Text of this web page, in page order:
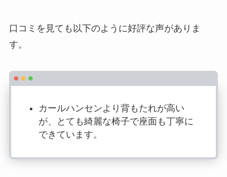
口コミを見ても以下のように好評な声がありま
す。
カールハンセンより背もたれが高い
が、とても綺麗な椅子で座面も丁寧に
できています。